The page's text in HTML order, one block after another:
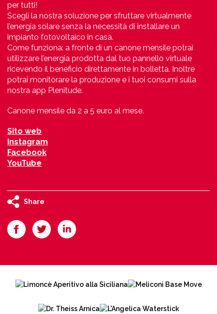
per tutti!
Scegli la nostra soluzione per sfruttare virtualmente
l’energia solare senza la necessità di installare un
impianto fotovoltaico in casa.
Come funziona: a fronte di un canone mensile potrai
utilizzare l’energia prodotta dal tuo pannello virtuale
ricevendo il beneficio direttamente in bolletta. Inoltre
potrai monitorare la produzione e i tuoi consumi sulla
nostra app Plenitude.
Canone mensile da 2 a 5 euro al mese.
Sito web
Instagram
Facebook
YouTube
Share